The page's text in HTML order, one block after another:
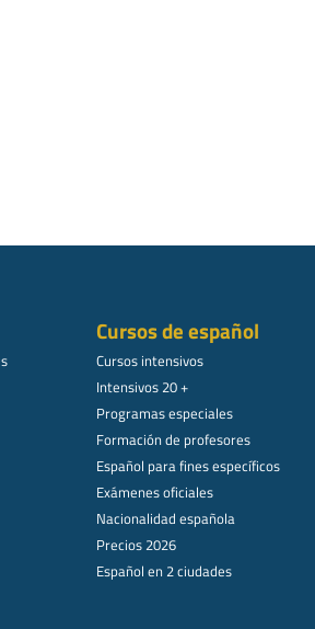
Cursos de español
Cursos intensivos
Intensivos 20 +
Programas especiales
Formación de profesores
Español para fines específicos
Exámenes oficiales
Nacionalidad española
Precios 2026
Español en 2 ciudades